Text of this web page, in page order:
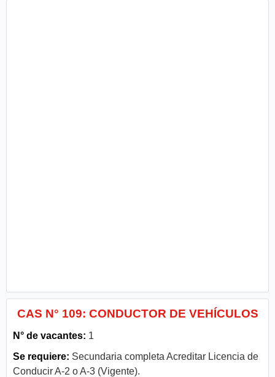
CAS N° 109: CONDUCTOR DE VEHÍCULOS
N° de vacantes: 1
Se requiere: Secundaria completa Acreditar Licencia de
Conducir A-2 o A-3 (Vigente).